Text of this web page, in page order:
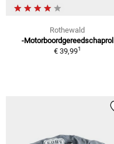
Rothewald
-Motorboordgereedschaprol
€ 39,991